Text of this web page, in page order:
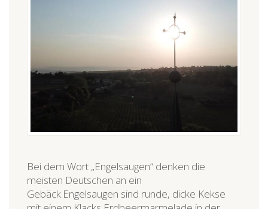
Bei dem Wort „Engelsaugen“ denken die
meisten Deutschen an ein
Gebäck.Engelsaugen sind runde, dicke Kekse